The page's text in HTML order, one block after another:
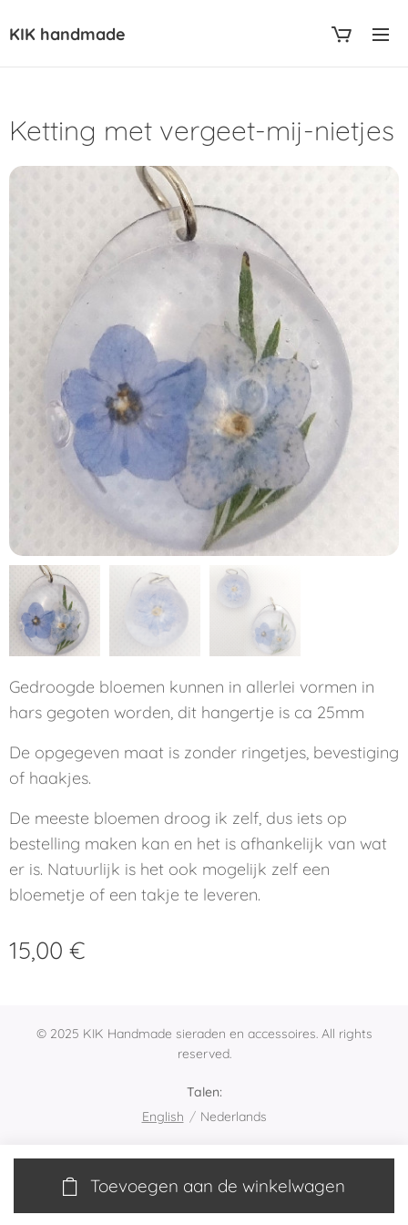
KIK handmade
Ketting met vergeet-mij-nietjes
Gedroogde bloemen kunnen in allerlei vormen in
hars gegoten worden, dit hangertje is ca 25mm
De opgegeven maat is zonder ringetjes, bevestiging
of haakjes.
De meeste bloemen droog ik zelf, dus iets op
bestelling maken kan en het is afhankelijk van wat
er is. Natuurlijk is het ook mogelijk zelf een
bloemetje of een takje te leveren.
15,00 €
Toevoegen aan de winkelwagen
© 2025 KIK Handmade sieraden en accessoires. All rights
reserved.
Talen
English
Nederlands